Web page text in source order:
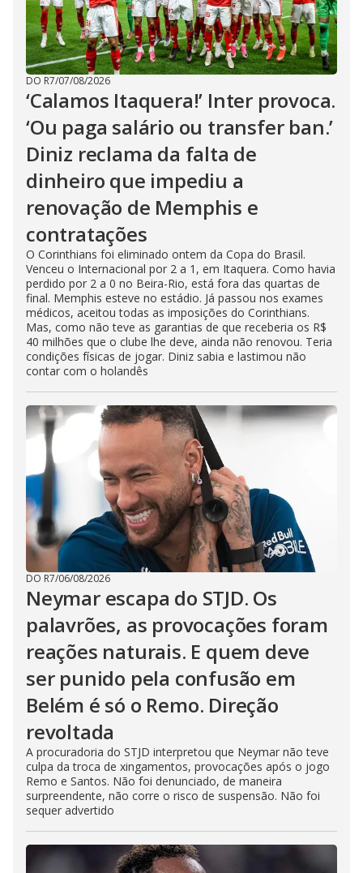
DO R7/07/08/2026
‘Calamos Itaquera!’ Inter provoca.
‘Ou paga salário ou transfer ban.’
Diniz reclama da falta de
dinheiro que impediu a
renovação de Memphis e
contratações
O Corinthians foi eliminado ontem da Copa do Brasil.
Venceu o Internacional por 2 a 1, em Itaquera. Como havia
perdido por 2 a 0 no Beira-Rio, está fora das quartas de
final. Memphis esteve no estádio. Já passou nos exames
médicos, aceitou todas as imposições do Corinthians.
Mas, como não teve as garantias de que receberia os R$
40 milhões que o clube lhe deve, ainda não renovou. Teria
condições físicas de jogar. Diniz sabia e lastimou não
contar com o holandês
DO R7/06/08/2026
Neymar escapa do STJD. Os
palavrões, as provocações foram
reações naturais. E quem deve
ser punido pela confusão em
Belém é só o Remo. Direção
revoltada
A procuradoria do STJD interpretou que Neymar não teve
culpa da troca de xingamentos, provocações após o jogo
Remo e Santos. Não foi denunciado, de maneira
surpreendente, não corre o risco de suspensão. Não foi
sequer advertido